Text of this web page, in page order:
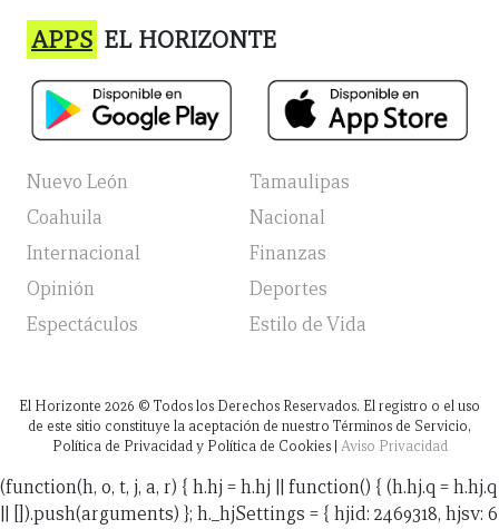
APPS EL HORIZONTE
Nuevo León
Tamaulipas
Coahuila
Nacional
Internacional
Finanzas
Opinión
Deportes
Espectáculos
Estilo de Vida
El Horizonte 2026 © Todos los Derechos Reservados. El registro o el uso
de este sitio constituye la aceptación de nuestro Términos de Servicio,
Política de Privacidad y Política de Cookies | Aviso Privacidad
(function(h, o, t, j, a, r) { h.hj = h.hj || function() { (h.hj.q = h.hj.q
|| []).push(arguments) }; h._hjSettings = { hjid: 2469318, hjsv: 6